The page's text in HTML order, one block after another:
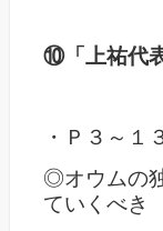
⑩「上祐代
・Ｐ３～１
◎オウムの
ていくべき